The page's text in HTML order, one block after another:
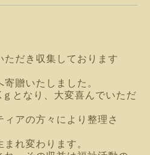
だき収集しております
贈いたしました。
となり、大変喜んでいただ
ィアの方々により整理さ
れ変わります。